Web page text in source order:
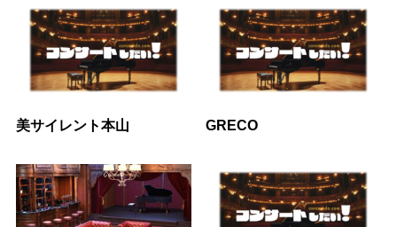
美サイレント本山 GRECO